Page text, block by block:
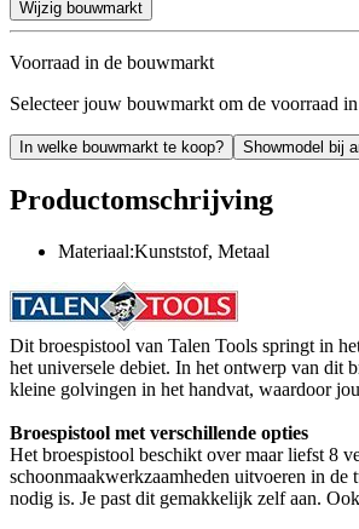
Wijzig bouwmarkt
Voorraad in de bouwmarkt
Selecteer jouw bouwmarkt om de voorraad
In welke bouwmarkt te koop? Showmodel bij
Productomschrijving
Materiaal:Kunststof, Metaal
Dit broespistool van Talen Tools springt in
het universele debiet. In het ontwerp van dit
kleine golvingen in het handvat, waardoor
Broespistool met verschillende opties
Het broespistool beschikt over maar liefst 8
schoonmaakwerkzaamheden uitvoeren in
nodig is. Je past dit gemakkelijk zelf aan.